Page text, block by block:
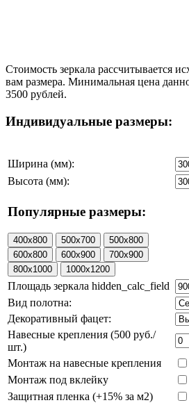
Стоимость зеркала рассчитывается
вам размера. Минимальная цена
3500 рублей.
Индивидуальные размеры:
Ширина (мм):
Высота (мм):
Популярные размеры:
Площадь зеркала hidden_calc_field
Вид полотна:
Декоративный фацет:
Навесные крепления (500 руб./
шт.)
Монтаж на навесные крепления
Монтаж под вклейку
Защитная пленка (+15% за м2)